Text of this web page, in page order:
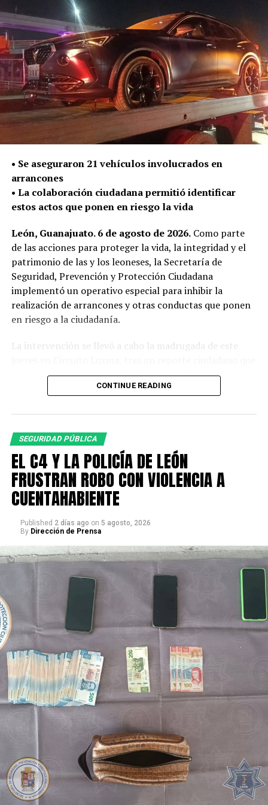
Tres presuntos cristaleros son capturados por la Policía
de León
DON'T MISS
Club Rotario de León dona gel antibacterial para el
cuidado de los cuerpos de seguridad pública
•⁠ ⁠Se aseguraron 21 vehículos involucrados en
arrancones
•⁠ ⁠La colaboración ciudadana permitió identificar
estos actos que ponen en riesgo la vida
León, Guanajuato. 6 de agosto de 2026.Como parte
de las acciones para proteger la vida, la integridad y el
patrimonio de las y los leoneses, la Secretaría de
Seguridad, Prevención y Protección Ciudadana
implementó un operativo especial para inhibir la
realización de arrancones y otras conductas que ponen
en riesgo a la ciudadanía.
La intervención se llevó a cabo la madrugada de este
alertó sobre la presencia de diversos vehículos
realizando competencias ilegales de velocidad.
En el operativo participó personal de Policía Municipal
y Policía Vial, logrando los siguientes resultados:
•⁠ ⁠18 vehículos a pensión.
•⁠ ⁠3 motocicletas a pensión.
•⁠ ⁠2 personas presentadas por conducir bajo los influjos
del alcohol
conductores asegurados se les practicó la valoración
físico.
Derivado de ello, se detectó a un conductor con aliento
alcohólico y otro en estado de ebriedad incompleta,
condiciones que representan un riesgo para quienes
conducen y para las personas que transitan por la vía
pública.
Estos operativos tienen como principal objetivo
prevenir hechos de tránsito con consecuencias fatales,
inhibir conductas de riesgo y garantizar que las
vialidades sean espacios seguros para todas y todos.
En lo que va del 2026 se ha infraccionado a 442
vehículos por participar en arrancones.
Gracias a la oportuna denuncia ciudadana y a la rápida
respuesta de las corporaciones de seguridad, durante
CONTINUE READING
SEGURIDAD PÚBLICA
EL C4 Y LA POLICÍA DE LEÓN
FRUSTRAN ROBO CON VIOLENCIA A
CUENTAHABIENTE
Published 2 días ago on 5 agosto, 2026
By Dirección de Prensa